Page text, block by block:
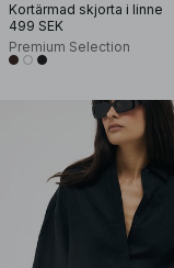
Kortärmad skjorta i linne
499 SEK
Premium Selection